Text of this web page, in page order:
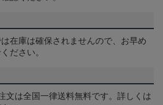
在庫は確保されませんので、お早め
ださい。
文は全国一律送料無料です。詳しくは